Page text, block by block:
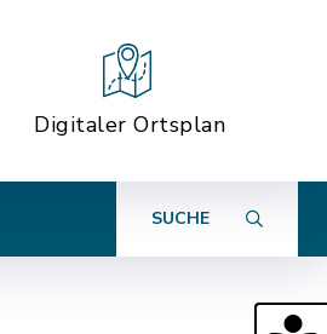
Digitaler Ortsplan
SUCHE